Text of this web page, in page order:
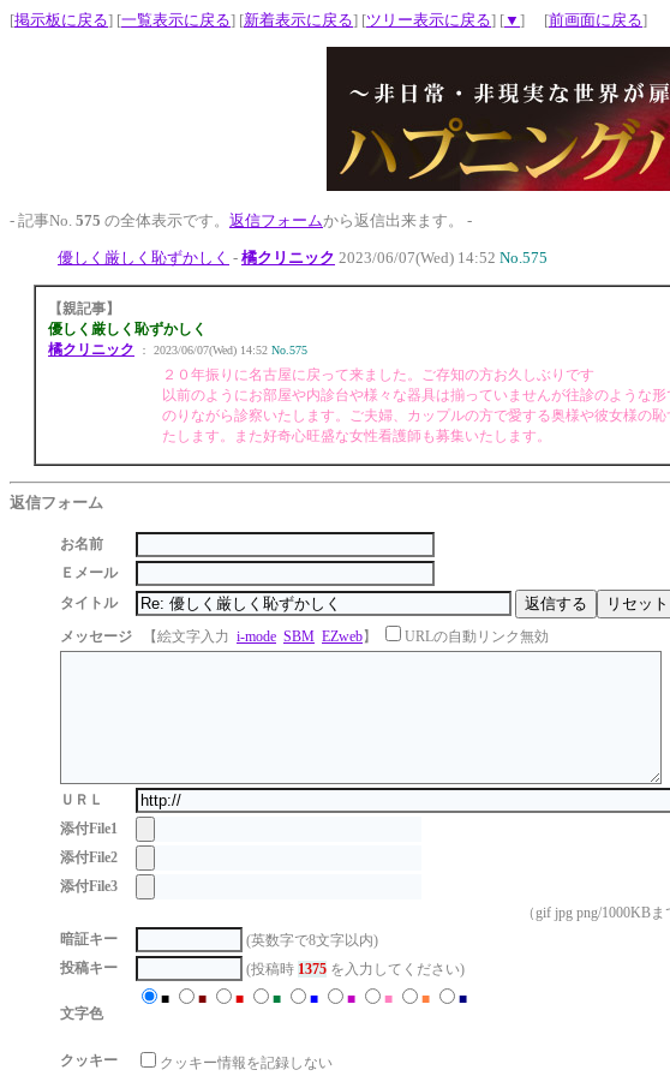
[掲示板に戻る] [一覧表示に戻る] [新着表示に戻る] [ツリー表示に戻る] [▼ ] [前画面に戻る]
- 記事No. 575 の全体表示です。 返信フォームから返信出来ます。 -
優しく厳しく恥ずかしく - 橘クリニック 2023/06/07(Wed) 14:52 No.575
【親記事】
優しく厳しく恥ずかしく
橘クリニック ： 2023/06/07(Wed) 14:52 No.575
２０年振りに名古屋に戻って来ました。ご存知の方お久しぶりです
以前のようにお部屋や内診台や様々な器具は揃っていませんが往診のような
のりながら診察いたします。ご夫婦、カップルの方で愛する奥様や彼女様の
たします。また好奇心旺盛な女性看護師も募集いたします。
返信フォーム
お名前
Ｅメール
タイトル
メッセージ
【絵文字入力 i-mode SBM EZweb】 URLの自動リンク無効
ＵＲＬ
添付File1
添付File2
添付File3
（gif jpg png/1000KBま
暗証キー
(英数字で8文字以内)
投稿キー
(投稿時 1375 を入力してください)
文字色
■ ■ ■ ■ ■ ■ ■ ■ ■
クッキー クッキー情報を記録しない